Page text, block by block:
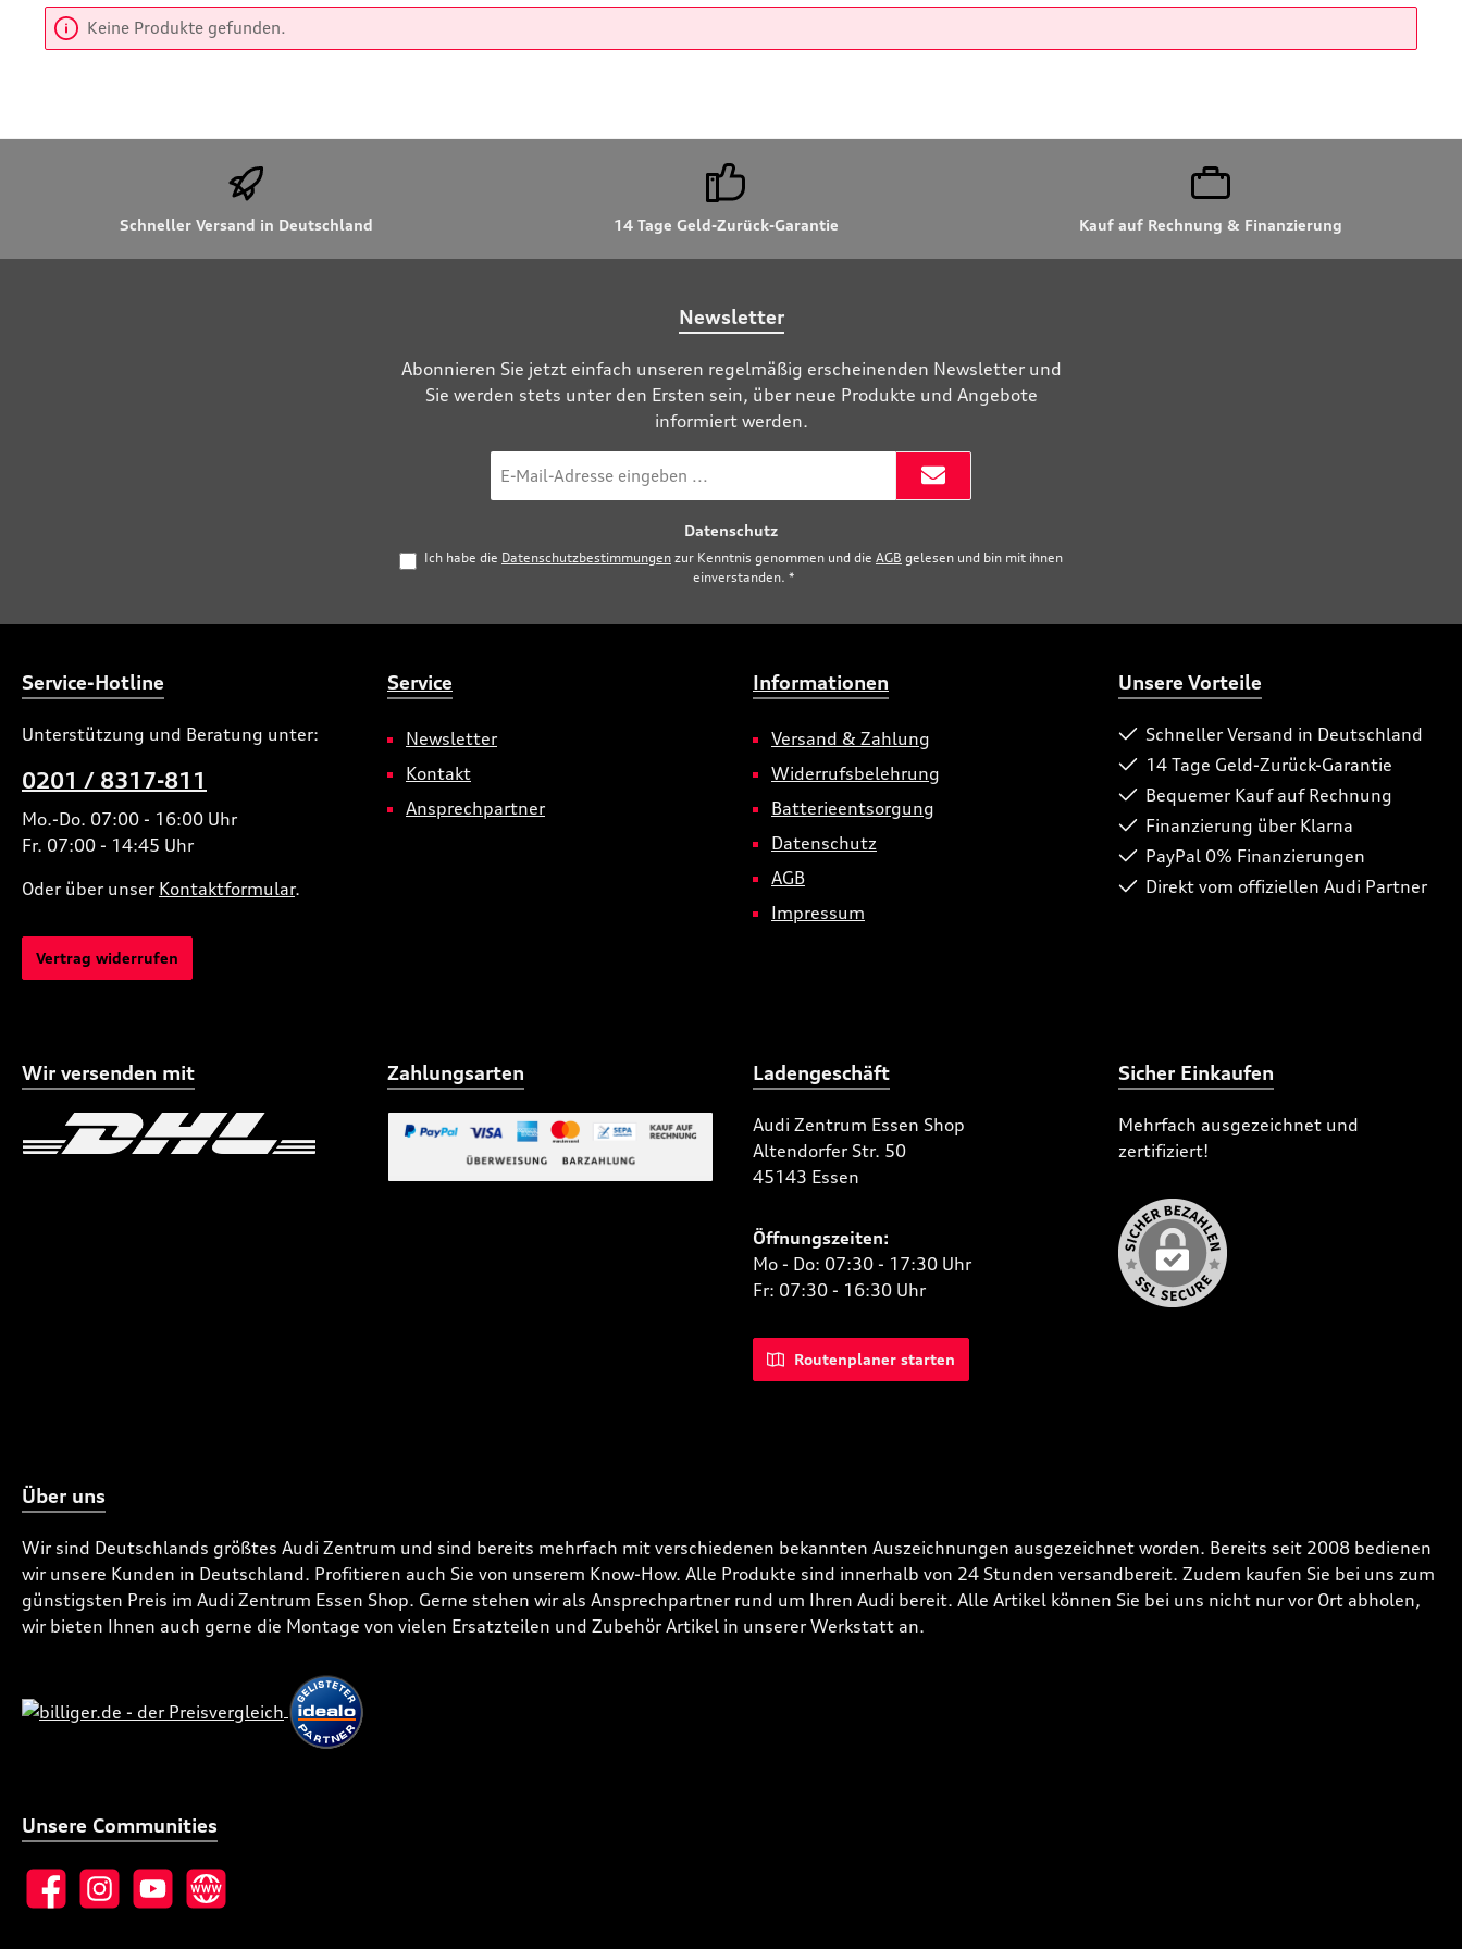
Keine Produkte gefunden.
Schneller Versand in Deutschland 14 Tage Geld-Zurück-Garantie Kauf auf Rechnung & Finanzierung
Newsletter
Abonnieren Sie jetzt einfach unseren regelmäßig erscheinenden Newsletter und
Sie werden stets unter den Ersten sein, über neue Produkte und Angebote
informiert werden.
Mail-
Datenschutz
Ich habe die Datenschutzbestimmungen zur Kenntnis genommen und die AGB gelesen und bin mit ihnen
einverstanden. *
Service-Hotline
Unterstützung und Beratung unter:
0201 / 8317-811
Mo.-Do. 07:00 - 16:00 Uhr
Fr. 07:00 - 14:45 Uhr
Oder über unser Kontaktformular.
Vertrag widerrufen
Service
Newsletter
Kontakt
Ansprechpartner
Informationen
Versand & Zahlung
Widerrufsbelehrung
Batterieentsorgung
Datenschutz
AGB
Impressum
Unsere Vorteile
Schneller Versand in Deutschland
14 Tage Geld-Zurück-Garantie
Bequemer Kauf auf Rechnung
Finanzierung über Klarna
PayPal 0% Finanzierungen
Direkt vom offiziellen Audi Partner
Wir versenden mit
Benutzerdefiniertes Bild 2
Zahlungsarten Ladengeschäft
Audi Zentrum Essen Shop
Altendorfer Str. 50
45143 Essen
Öffnungszeiten:
Mo - Do: 07:30 - 17:30 Uhr
Fr: 07:30 - 16:30 Uhr
Routenplaner starten
Sicher Einkaufen
Mehrfach ausgezeichnet und
zertifiziert!
Über uns
Wir sind Deutschlands größtes Audi Zentrum und sind bereits mehrfach mit verschiedenen bekannten Auszeichnungen ausgezeichnet worden. Bereits seit 2008 bedienen
wir unsere Kunden in Deutschland. Profitieren auch Sie von unserem Know-How. Alle Produkte sind innerhalb von 24 Stunden versandbereit. Zudem kaufen Sie bei uns zum
günstigsten Preis im Audi Zentrum Essen Shop. Gerne stehen wir als Ansprechpartner rund um Ihren Audi bereit. Alle Artikel können Sie bei uns nicht nur vor Ort abholen,
wir bieten Ihnen auch gerne die Montage von vielen Ersatzteilen und Zubehör Artikel in unserer Werkstatt an.
Unsere Communities
FacebookInstagramYouTubeWebsite